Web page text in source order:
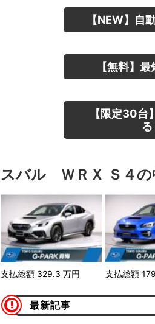
【NEW】自
【無料】
【限定30台
スバル ＷＲＸ Ｓ４の
支払総額 329.3 万円 支払総額
最新記事